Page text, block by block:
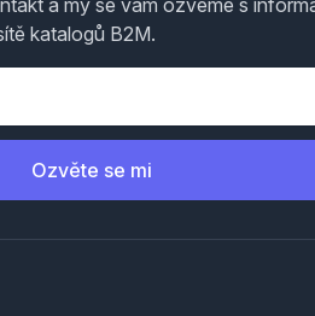
a my se vám ozveme s
katalogů B2M.
Ozvěte se mi